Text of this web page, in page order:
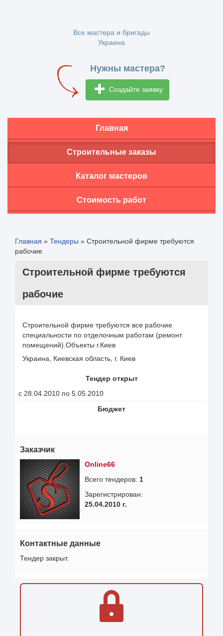
Все мастера и бригады
Украина
Нужны мастера?
Создайте заявку
Главная
Строительные заказы
Каталог мастеров
Стоимость работ
Главная » Тендеры » Строительной фирме требуются
рабочие
Строительной фирме требуются
рабочие
Строительной фирме требуются все рабочие
специальности по отделочным работам (ремонт
помещений).Объекты г.Киев
Украина, Киевская область, г. Киев
Тендер открыт
с 28.04.2010 по 5.05.2010
Бюджет
Заказчик
Online66
Всего тендеров: 1
Зарегистрирован:
25.04.2010 г.
Контактные данные
Тендер закрыт.